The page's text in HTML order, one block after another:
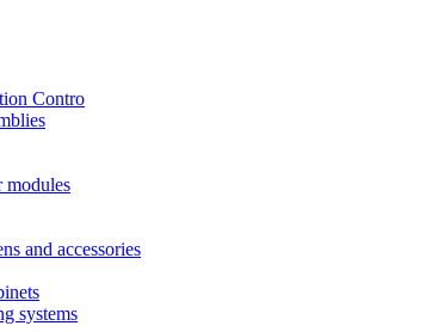
Contro
modules
and accessories
systems